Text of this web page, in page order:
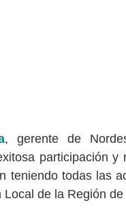
, gerente de
participación
teniendo todas las
Local de la Región